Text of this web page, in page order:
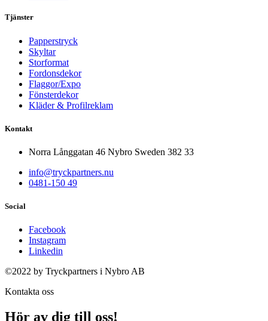
Tjänster
Papperstryck
Skyltar
Storformat
Fordonsdekor
Flaggor/Expo
Fönsterdekor
Kläder & Profilreklam
Kontakt
Norra Långgatan 46 Nybro Sweden 382 33
info@tryckpartners.nu
0481-150 49
Social
Facebook
Instagram
Linkedin
©2022 by Tryckpartners i Nybro AB
Kontakta oss
Hör av dig till oss!